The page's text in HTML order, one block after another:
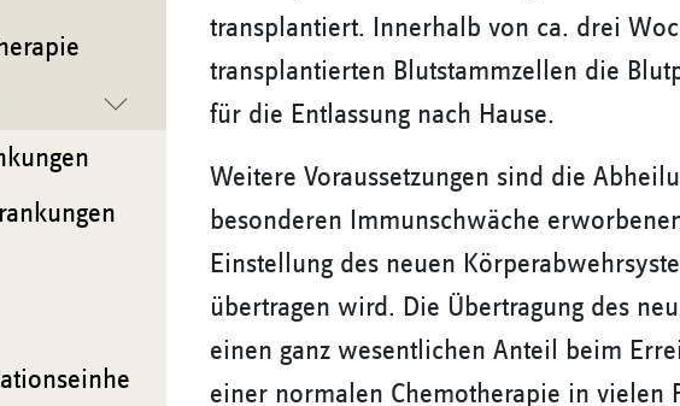
transplantiert. Innerhalb von ca. drei
transplantierten Blutstammzellen die
für die Entlassung nach Hause.
Weitere Voraussetzungen sind die
besonderen Immunschwäche
Einstellung des neuen
übertragen wird. Die Übertragung des
einen ganz wesentlichen Anteil beim
einer normalen Chemotherapie in vielen